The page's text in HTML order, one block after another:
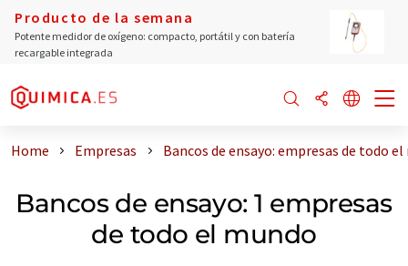
Producto de la semana
Potente medidor de oxígeno: compacto, portátil y con batería
recargable integrada
Home Empresas Bancos de ensayo: empresas de todo
Bancos de ensayo: 1 empresas
de todo el mundo